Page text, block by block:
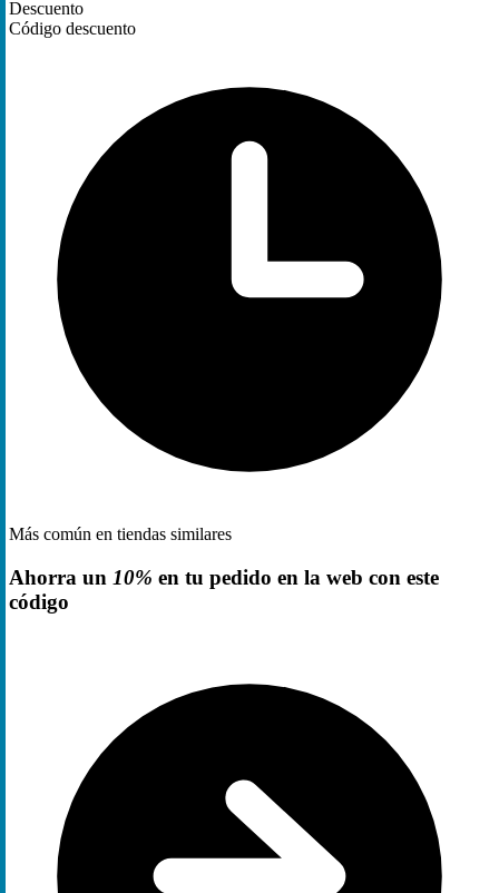
Descuento
Código descuento
Más común en tiendas similares
Ahorra un 10% en tu pedido en la web con este
código